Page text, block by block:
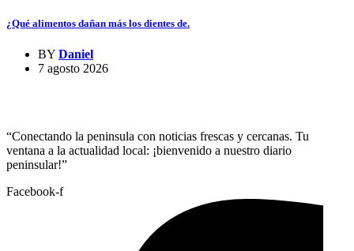
¿Qué alimentos dañan más los dientes de.
BY Daniel
7 agosto 2026
“Conectando la peninsula con noticias frescas y cercanas. Tu
ventana a la actualidad local: ¡bienvenido a nuestro diario
peninsular!”
Facebook-f